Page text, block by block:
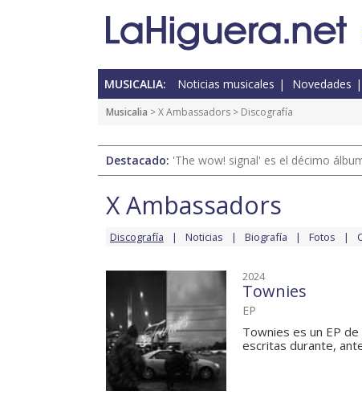
MUSICALIA: Noticias musicales Novedades
Musicalia >X Ambassadors > Discografía
Destacado: 'The wow! signal' es el décimo
X Ambassadors
Discografía Noticias Biografía Fotos
2024
Townies
EP
Townies es un EP
escritas durante,